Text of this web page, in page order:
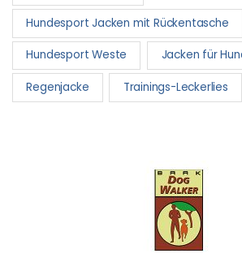
Hundesport Jacken mit Rückentasche
Hundesport Weste Jacken für
Regenjacke Trainings-Leckerlies